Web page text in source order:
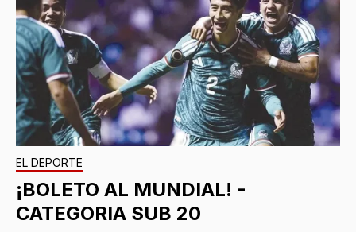
EL DEPORTE
¡BOLETO AL MUNDIAL! -
CATEGORIA SUB 20